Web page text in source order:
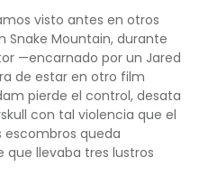
visto antes en otros
Snake Mountain, durante
—encarnado por un Jared
de estar en otro film
pierde el control, desata
con tal violencia que el
escombros queda
que llevaba tres lustros